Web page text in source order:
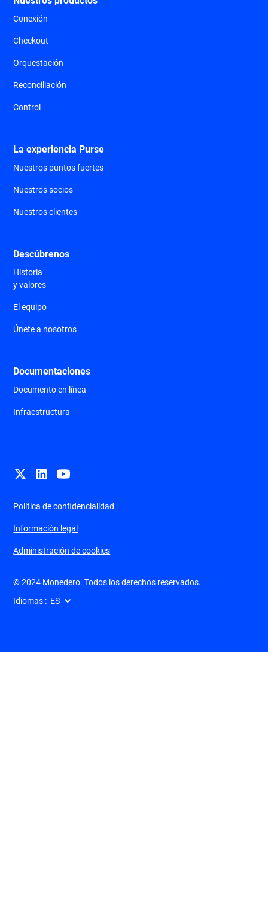
Conexión
Checkout
Orquestación
Reconciliación
Control
La experiencia Purse
Nuestros puntos fuertes
Nuestros socios
Nuestros clientes
Descúbrenos
Historia
y valores
El equipo
Únete a nosotros
Documentaciones
Documento en línea
Infraestructura
Idiomas : ES
© 2024 Monedero. Todos los derechos reservados.
Política de confidencialidad
Información legal
Administración de cookies